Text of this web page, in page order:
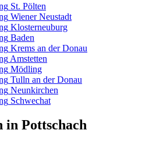
St. Pölten
Wiener Neustadt
Klosterneuburg
Baden
Krems an der Donau
Amstetten
Mödling
Tulln an der Donau
Neunkirchen
Schwechat
in Pottschach